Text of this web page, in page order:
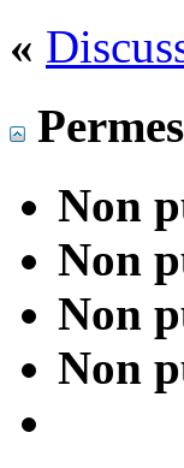
«
Non
Non
Non
Non